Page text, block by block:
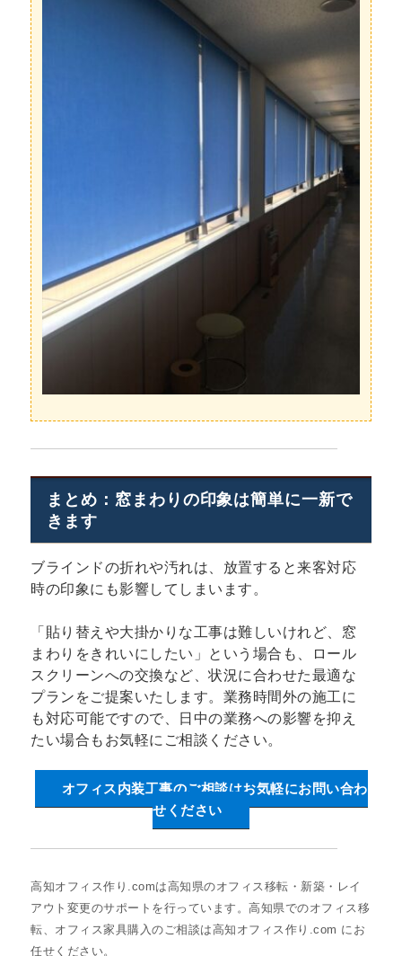
まとめ：窓まわりの印象は簡単に一新で
きます
ブラインドの折れや汚れは、放置すると来客対応
時の印象にも影響してしまいます。
「貼り替えや大掛かりな工事は難しいけれど、窓
まわりをきれいにしたい」という場合も、ロール
スクリーンへの交換など、状況に合わせた最適な
プランをご提案いたします。業務時間外の施工に
も対応可能ですので、日中の業務への影響を抑え
たい場合もお気軽にご相談ください。
オフィス内装工事のご相談はお気軽にお問い合わ
せください
高知オフィス作り.comは高知県のオフィス移転・新築・レイ
アウト変更のサポートを行っています。高知県でのオフィス移
転、オフィス家具購入のご相談は高知オフィス作り.com にお
任せください。